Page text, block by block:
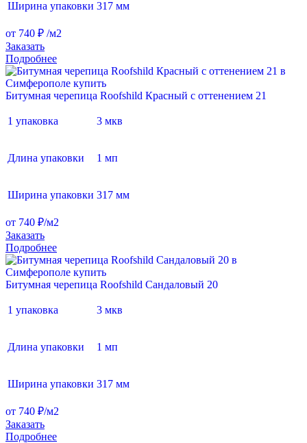
Ширина упаковки 317 мм
от 740 ₽ /м2
Заказать
Подробнее
Битумная черепица Roofshild Красный с оттенением 21
1 упаковка 3 мкв
Длина упаковки 1 мп
Ширина упаковки 317 мм
от 740 ₽/м2
Заказать
Подробнее
Битумная черепица Roofshild Сандаловый 20
1 упаковка 3 мкв
Длина упаковки 1 мп
Ширина упаковки 317 мм
от 740 ₽/м2
Заказать
Подробнее